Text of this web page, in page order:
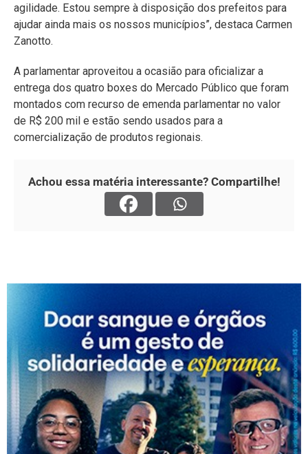
agilidade. Estou sempre à disposição dos prefeitos para
ajudar ainda mais os nossos municípios”, destaca Carmen
Zanotto.
A parlamentar aproveitou a ocasião para oficializar a
entrega dos quatro boxes do Mercado Público que foram
montados com recurso de emenda parlamentar no valor
de R$ 200 mil e estão sendo usados para a
comercialização de produtos regionais.
Achou essa matéria interessante? Compartilhe!